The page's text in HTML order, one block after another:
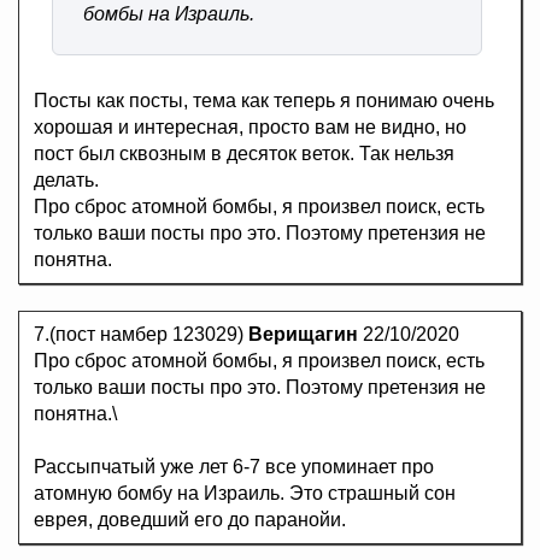
бомбы на Израиль.
Посты как посты, тема как теперь я понимаю очень
хорошая и интересная, просто вам не видно, но
пост был сквозным в десяток веток. Так нельзя
делать.
Про сброс атомной бомбы, я произвел поиск, есть
только ваши посты про это. Поэтому претензия не
понятна.
7.(пост намбер 123029) Верищагин 22/10/2020
Про сброс атомной бомбы, я произвел поиск, есть
только ваши посты про это. Поэтому претензия не
понятна.\
Рассыпчатый уже лет 6-7 все упоминает про
атомную бомбу на Израиль. Это страшный сон
еврея, доведший его до паранойи.